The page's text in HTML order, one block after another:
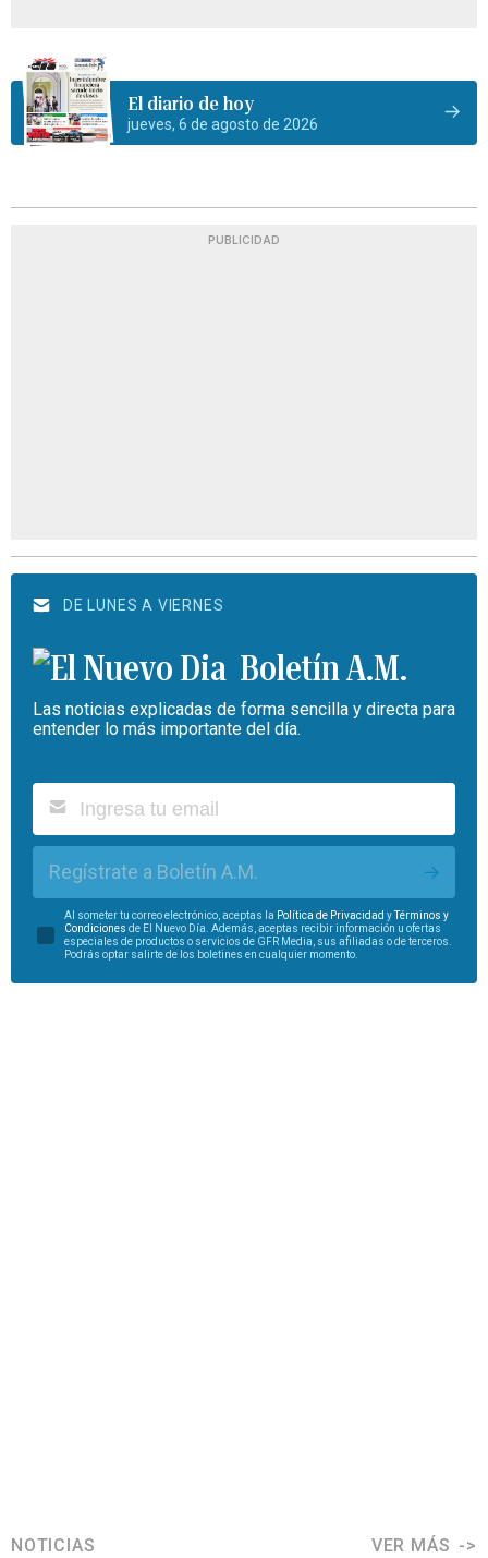
El diario de hoy
jueves, 6 de agosto de 2026
PUBLICIDAD
DE LUNES A VIERNES
Boletín A.M.
Las noticias explicadas de forma sencilla y directa para
entender lo más importante del día.
Regístrate a Boletín A.M.
Al someter tu correo electrónico, aceptas la Política de Privacidad y
Términos y
Condiciones de El Nuevo Día. Además, aceptas recibir información u ofertas
especiales de productos o servicios de GFR Media, sus afiliadas o de terceros.
Podrás optar salirte de los boletines en cualquier momento.
NOTICIAS VER MÁS